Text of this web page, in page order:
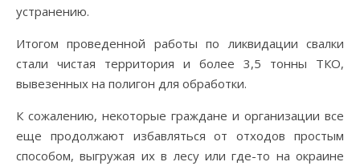
устранению.
Итогом проведенной работы по ликвидации свалки
стали чистая территория и более 3,5 тонны ТКО,
вывезенных на полигон для обработки.
К сожалению, некоторые граждане и организации все
еще продолжают избавляться от отходов простым
способом, выгружая их в лесу или где-то на окраине